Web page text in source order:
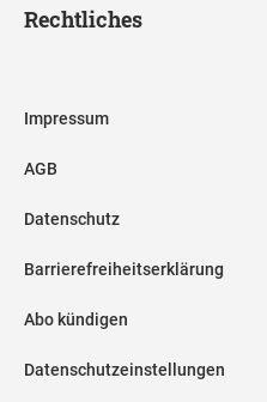
Rechtliches
Impressum
AGB
Datenschutz
Barrierefreiheitserklärung
Abo kündigen
Datenschutzeinstellungen